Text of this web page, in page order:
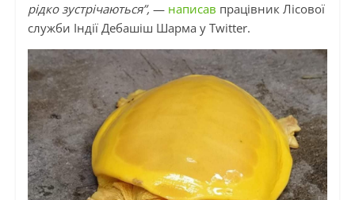
рідко зустрічаються”, — написав працівник Лісової
служби Індії Дебашіш Шарма у Twitter.